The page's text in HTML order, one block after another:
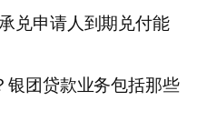
兑申请人到期兑付能
银团贷款业务包括那些